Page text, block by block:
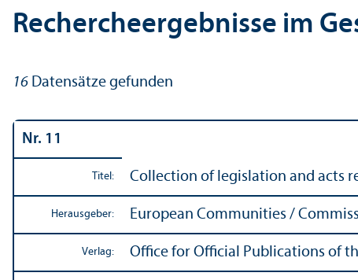
Rechercheergebnisse im
16 Datensätze gefunden
Nr. 11
Titel: Collection of legislation and acts
Herausgeber: European Communities /
Verlag: Office for Official Publications of